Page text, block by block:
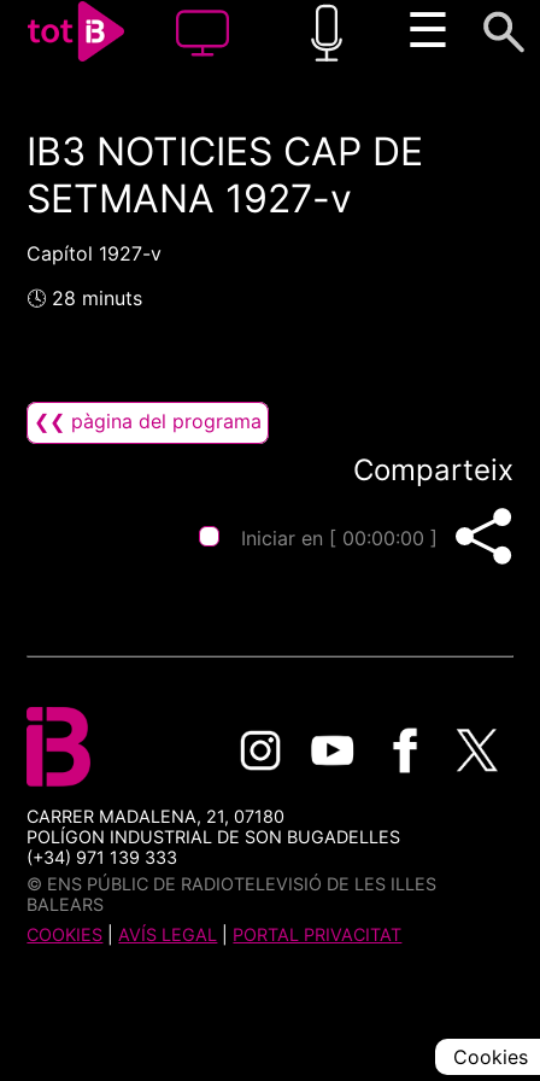
☰
00:00 00:00
1x
IB3 NOTICIES CAP DE
SETMANA 1927-v
Capítol 1927-v
🕓 28 minuts
❮❮ pàgina del programa
Comparteix
Iniciar en [ 00:00:00 ]
CARRER MADALENA, 21, 07180
POLÍGON INDUSTRIAL DE SON BUGADELLES
(+34) 971 139 333
© ENS PÚBLIC DE RADIOTELEVISIÓ DE LES ILLES
BALEARS
COOKIES |AVÍS LEGAL PORTAL PRIVACITAT
Cookies